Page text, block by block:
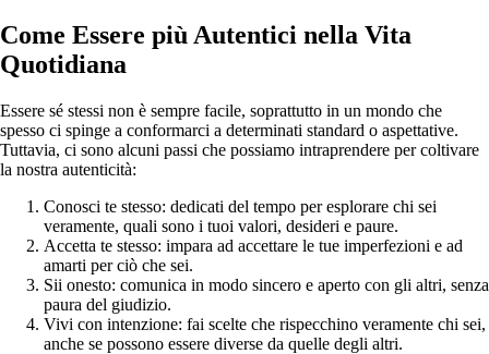
Come Essere più Autentici nella Vita
Quotidiana
Essere sé stessi non è sempre facile, soprattutto in un mondo che
spesso ci spinge a conformarci a determinati standard o aspettative.
Tuttavia, ci sono alcuni passi che possiamo intraprendere per coltivare
la nostra autenticità:
Conosci te stesso: dedicati del tempo per esplorare chi sei
veramente, quali sono i tuoi valori, desideri e paure.
Accetta te stesso: impara ad accettare le tue imperfezioni e ad
amarti per ciò che sei.
Sii onesto: comunica in modo sincero e aperto con gli altri, senza
paura del giudizio.
Vivi con intenzione: fai scelte che rispecchino veramente chi sei,
anche se possono essere diverse da quelle degli altri.